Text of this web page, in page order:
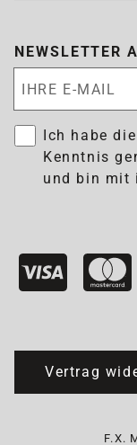
NEWSLETTER
Ich habe die
Kenntnis
und bin mit
Vertrag
F.X.